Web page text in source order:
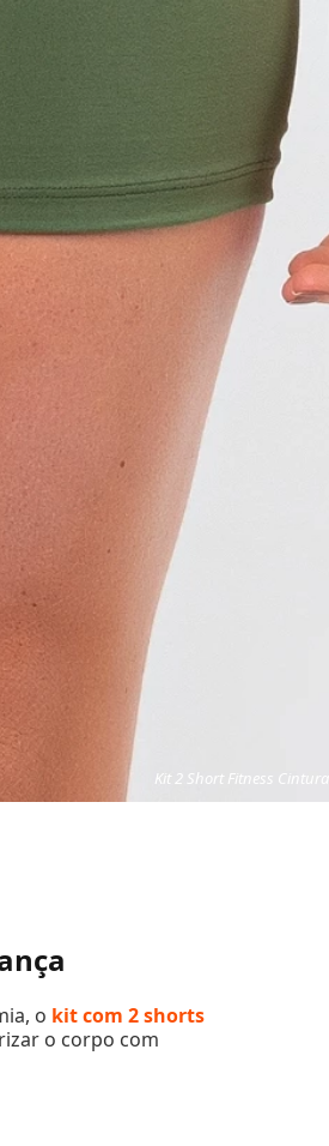
Kit 2 Short Fitness
o kit com 2 shorts
o corpo com